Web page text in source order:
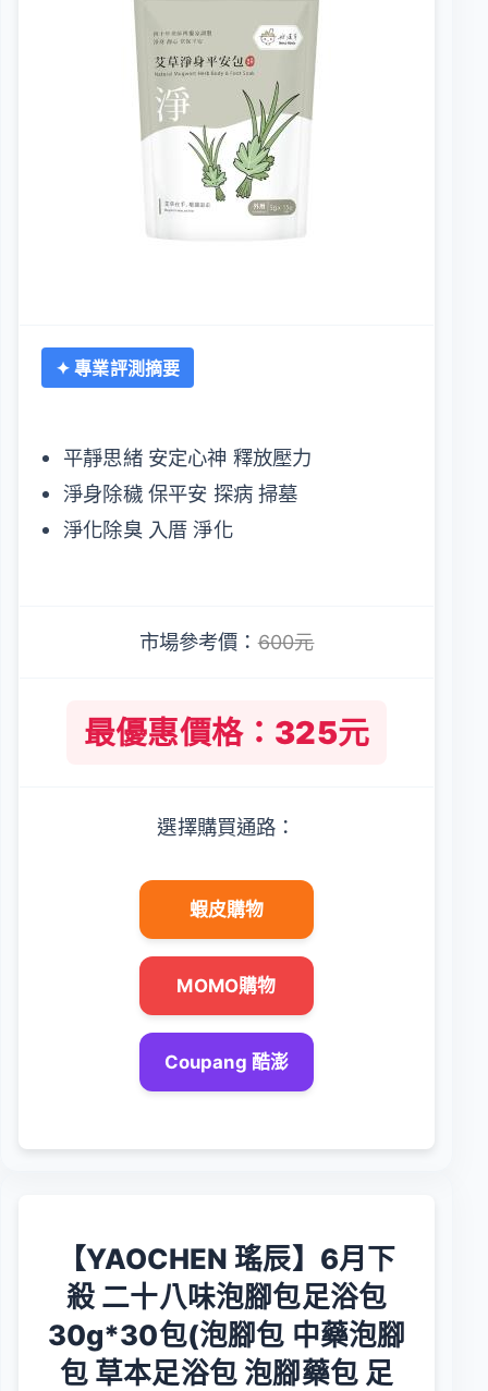
✦ 專業評測摘要
平靜思緒 安定心神 釋放壓力
淨身除穢 保平安 探病 掃墓
淨化除臭 入厝 淨化
市場參考價：600元
最優惠價格：325元
選擇購買通路：
蝦皮購物
MOMO購物
Coupang 酷澎
【YAOCHEN 瑤辰】6月下
殺 二十八味泡腳包足浴包
30g*30包(泡腳包 中藥泡腳
包 草本足浴包 泡腳藥包 足